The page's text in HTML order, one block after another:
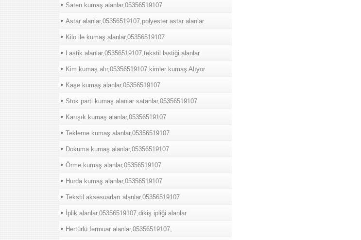
Saten kumaş alanlar,05356519107
Astar alanlar,05356519107,polyester astar alanlar
Kilo ile kumaş alanlar,05356519107
Lastik alanlar,05356519107,tekstil lastiği alanlar
Kim kumaş alır,05356519107,kimler kumaş Alıyor
Kaşe kumaş alanlar,05356519107
Stok parti kumaş alanlar satanlar,05356519107
Karışık kumaş alanlar,05356519107
Tekleme kumaş alanlar,05356519107
Dokuma kumaş alanlar,05356519107
Örme kumaş alanlar,05356519107
Hurda kumaş alanlar,05356519107
Tekstil aksesuarları alanlar,05356519107
İplik alanlar,05356519107,dikiş ipliği alanlar
Hertürlü fermuar alanlar,05356519107,